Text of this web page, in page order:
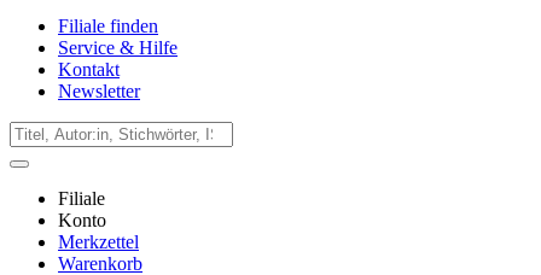
Filiale finden
Service & Hilfe
Kontakt
Newsletter
Filiale
Konto
Merkzettel
Warenkorb